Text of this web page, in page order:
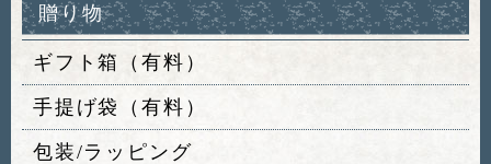
贈り物
ギフト箱（有料）
手提げ袋（有料）
包装/ラッピング